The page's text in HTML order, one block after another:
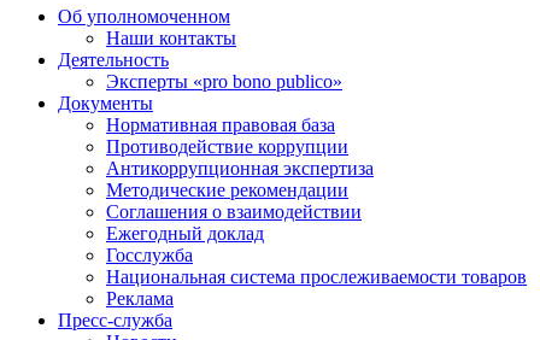
Об уполномоченном
Наши контакты
Деятельность
Эксперты «pro bono publico»
Документы
Нормативная правовая база
Противодействие коррупции
Антикоррупционная экспертиза
Методические рекомендации
Соглашения о взаимодействии
Ежегодный доклад
Госслужба
Национальная система прослеживаемости товаров
Реклама
Пресс-служба